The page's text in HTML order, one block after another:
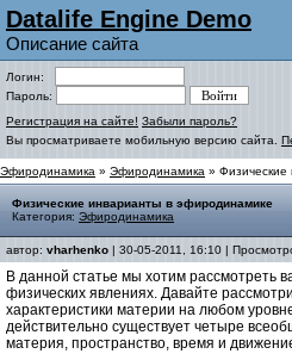
Datalife Engine Demo
Описание сайта
Логин:
Пароль:
Регистрация на сайте! Забыли пароль?
Вы просматриваете мобильную версию сайта.
Эфиродинамика » Эфиродинамика »
Физические инварианты в эфиродинамике
Категория: Эфиродинамика
автор: vharhenko | 30-05-2011, 16:10 |
В данной статье мы хотим рассмотреть
физических явлениях. Давайте
характеристики материи на любом
действительно существует четыре
материя, пространство, время и